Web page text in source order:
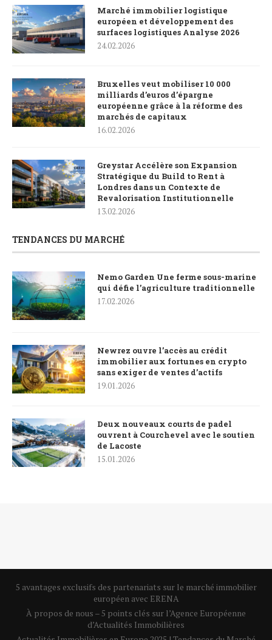
Marché immobilier logistique
européen et développement des
surfaces logistiques Analyse 2026
24.02.2026
Bruxelles veut mobiliser 10 000
milliards d’euros d’épargne
européenne grâce à la réforme des
marchés de capitaux
16.02.2026
Greystar Accélère son Expansion
Stratégique du Build to Rent à
Londres dans un Contexte de
Revalorisation Institutionnelle
13.02.2026
TENDANCES DU MARCHÉ
Nemo Garden Une ferme sous-marine
qui défie l’agriculture traditionnelle
17.02.2026
Newrez ouvre l’accès au crédit
immobilier aux fortunes en crypto
sans exiger de ventes d’actifs
19.01.2026
Deux nouveaux courts de padel
ouvrent à Courchevel avec le soutien
de Lacoste
15.01.2026
5 avantages exclusifs des partenariats sur le marché immobilier
européen avec ERENA
À propos de nous – 5 points clés sur l’Agence Européenne
d’Actualités Immobilières